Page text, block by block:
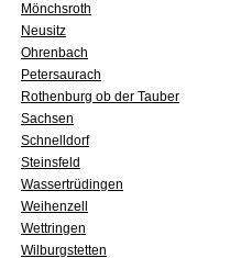
Mönchsroth
Neusitz
Ohrenbach
Petersaurach
Rothenburg ob der Tauber
Sachsen
Schnelldorf
Steinsfeld
Wassertrüdingen
Weihenzell
Wettringen
Wilburgstetten